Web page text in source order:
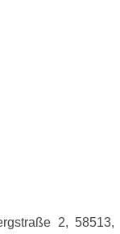
2, 58513,